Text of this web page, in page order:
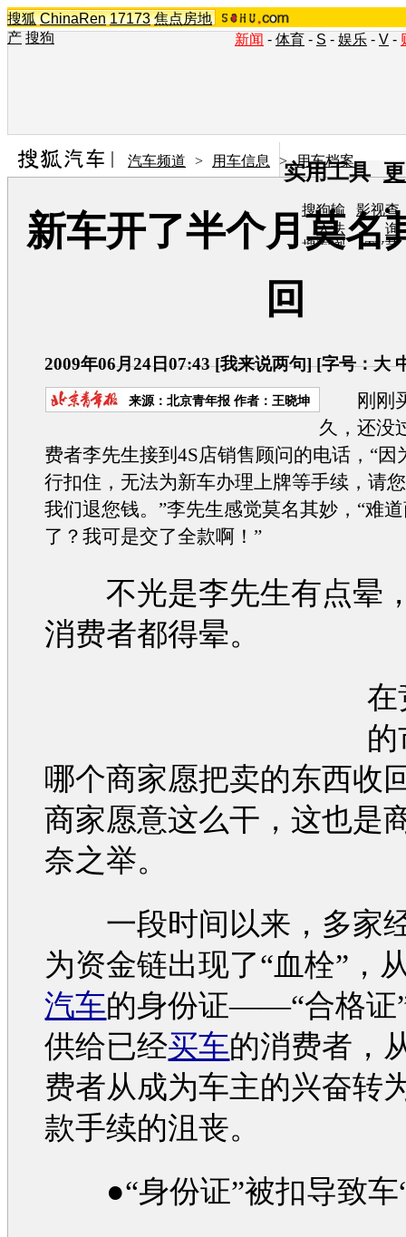
搜狐 ChinaRen 17173 焦点房地
产 搜狗 新闻 - 体育 - S - 娱乐 - V -
实用工具
搜狗输
入法
影视查
询
搜狗浏
TV节
汽车频道 > 用车信息 > 用车档案
新车开了半个月莫名
回
2009年06月24日07:43 [我来说两句] [字号：大
来源：北京青年报 作者：王晓坤
刚刚
久，还没
费者李先生接到4S店销售顾问的电话，“因
行扣住，无法为新车办理上牌等手续，请
我们退您钱。”李先生感觉莫名其妙，“难
了？我可是交了全款啊！”
不光是李先生有点晕
消费者都得晕。
在
的
哪个商家愿把卖的东西收
商家愿意这么干，这也是
奈之举。
一段时间以来，多家
为资金链出现了“血栓”，
汽车的身份证——“合格证
供给已经买车的消费者，
费者从成为车主的兴奋转
款手续的沮丧。
●“身份证”被扣导致车